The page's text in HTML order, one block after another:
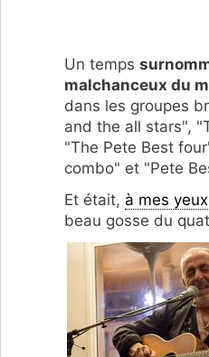
Un temps
malchanceux du
dans les groupes
and the all stars",
"The Pete Best
combo" et "Pete
Et était, à mes yeux
beau gosse du